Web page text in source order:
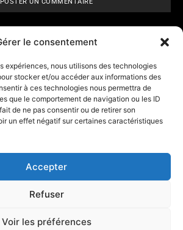
le consentement
expériences, nous utilisons des technologies
stocker et/ou accéder aux informations des
à ces technologies nous permettra de
que le comportement de navigation ou les ID
de ne pas consentir ou de retirer son
un effet négatif sur certaines caractéristiques
Accepter
Refuser
Voir les préférences
VISIONS- Tarologie,
numérologie et
horoscope